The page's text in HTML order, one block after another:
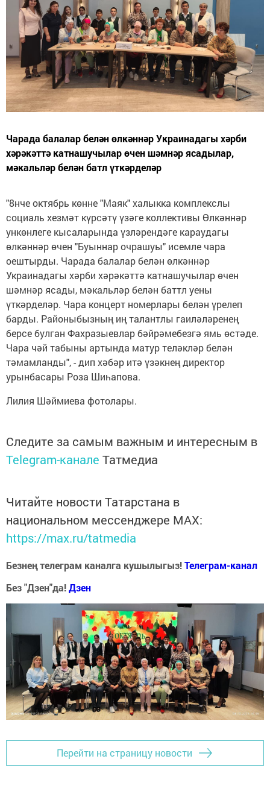
Чарада балалар белән өлкәннәр Украинадагы хәрби
хәрәкәттә катнашучылар өчен шәмнәр ясадылар,
мәкальләр белән батл үткәрделәр
"8нче октябрь көнне "Маяк" халыкка комплекслы
социаль хезмәт күрсәтү үзәге коллективы Өлкәннәр
ункөнлеге кысаларында үзләрендәге караудагы
өлкәннәр өчен "Буыннар очрашуы" исемле чара
оештырды. Чарада балалар белән өлкәннәр
Украинадагы хәрби хәрәкәттә катнашучылар өчен
шәмнәр ясады, мәкальләр белән баттл уены
үткәрделәр. Чара концерт номерлары белән үрелеп
барды. Районыбызның иң талантлы гаиләләренең
берсе булган Фахразыевлар бәйрәмебезгә ямь өстәде.
Чара чәй табыны артында матур теләкләр белән
тәмамланды", - дип хәбәр итә үзәкнең директор
урынбасары Роза Шиһапова.
Лилия Шәймиева фотолары.
Следите за самым важным и интересным в
Telegram-канале Татмедиа
Читайте новости Татарстана в
национальном мессенджере MАХ:
https://max.ru/tatmedia
Безнең телеграм каналга кушылыгыз!Телеграм-канал
Без "Дзен"да!Дзен
Перейти на страницу новости